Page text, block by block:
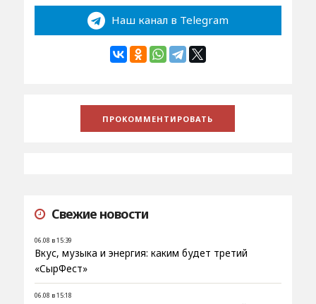
Наш канал в Telegram
Свежие новости
06.08 в 15:39
Вкус, музыка и энергия: каким будет третий
«СырФест»
06.08 в 15:18